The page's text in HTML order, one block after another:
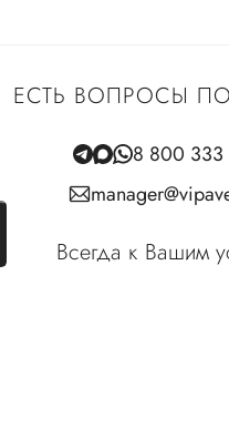
ЕСТЬ ВОПРОСЫ
8 800 333
Всегда к Вашим